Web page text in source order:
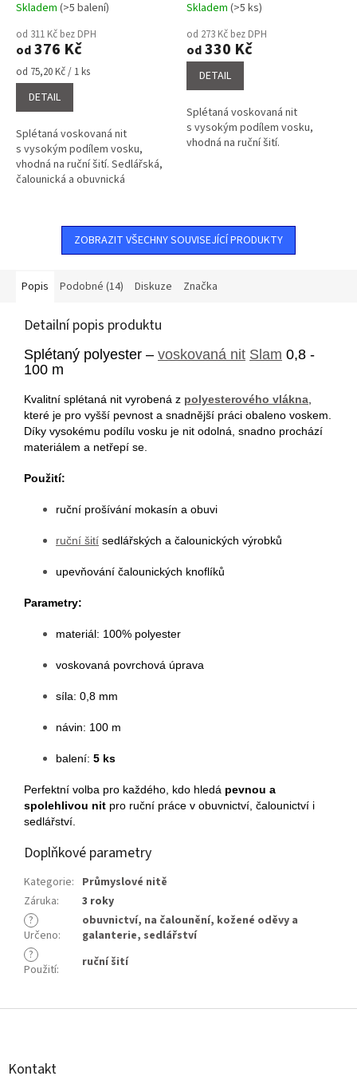
Průměrné
hodnocení
produktu
je
4,1
z
hvězdiček.
Skladem (>5 balení)
od 311 Kč bez DPH
od376 Kč
Měrná
cena:
od 75,20 Kč / 1 ks
DETAIL
Splétaná voskovaná nit
s vysokým podílem vosku,
vhodná na ruční šití. Sedlářská,
čalounická a obuvnická
Průměrné
hodnocení
produktu
je
3,6
hvězdiček.
Skladem (>5 ks)
od 273 Kč bez DPH
od330 Kč
DETAIL
Splétaná voskovaná nit
s vysokým podílem vosku,
vhodná na ruční šití.
ZOBRAZIT VŠECHNY SOUVISEJÍCÍ PRODUKTY
Popis Podobné (14) Diskuze Značka
Detailní popis produktu
Splétaný polyester – voskovaná nit Slam 0,8 -
100 m
Kvalitní splétaná nit vyrobená z polyesterového vlákna
které je pro vyšší pevnost a snadnější práci obaleno voskem.
Díky vysokému podílu vosku je nit odolná, snadno prochází
materiálem a netřepí se.
Použití:
ruční prošívání mokasín a obuvi
ruční šití sedlářských a čalounických výrobků
upevňování čalounických knoflíků
Parametry:
materiál: 100% polyester
voskovaná povrchová úprava
síla: 0,8 mm
návin: 100 m
balení: 5 ks
Perfektní volba pro každého, kdo hledá pevnou a
spolehlivou nit pro ruční práce v obuvnictví, čalounictví i
sedlářství.
Doplňkové parametry
Kategorie: Průmyslové nitě
Záruka:
3 roky
?
Určeno:
obuvnictví, na čalounění, kožené oděvy a
galanterie, sedlářství
?
Použití: ruční šití
Z
Kontakt